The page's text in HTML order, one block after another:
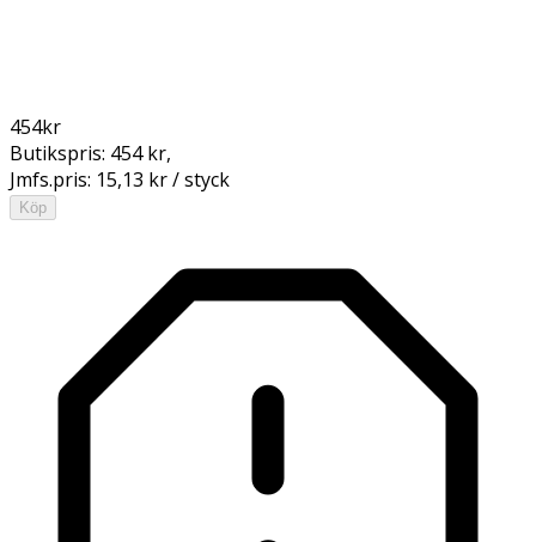
454kr
Butikspris: 454 kr,
Jmfs.pris: 15,13 kr / styck
Köp